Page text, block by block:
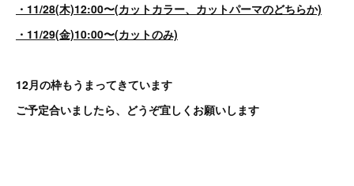
・11/28(木)12:00〜(カットカラー、カットパーマのどちらか)
・11/29(金)10:00〜(カットのみ)
12月の枠もうまってきています
ご予定合いましたら、どうぞ宜しくお願いします